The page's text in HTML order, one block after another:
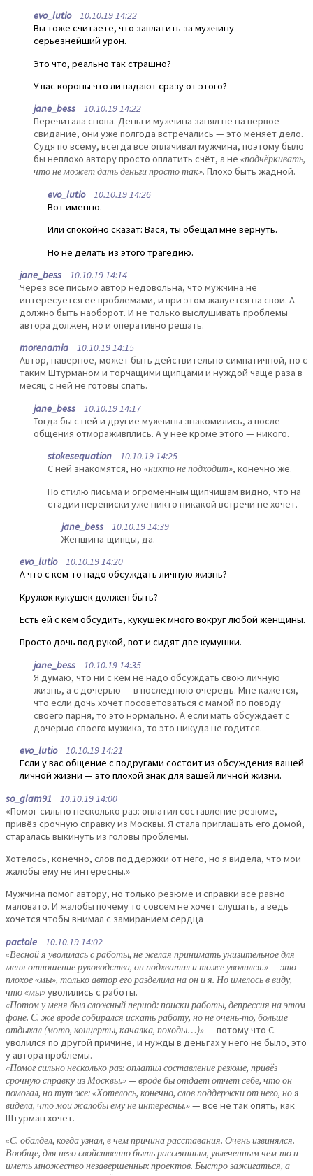
evo_lutio10.10.19 14:22
Вы тоже считаете, что заплатить за мужчину —
серьезнейший урон.
Это что, реально так страшно?
У вас короны что ли падают сразу от этого?
jane_bess 10.10.19 14:22
Перечитала снова. Деньги мужчина занял не на первое
свидание, они уже полгода встречались — это меняет дело.
Судя по всему, всегда все оплачивал мужчина, поэтому было
бы неплохо автору просто оплатить счёт, а не «подчёркивать,
что не может дать деньги просто так». Плохо быть жадной.
evo_lutio10.10.19 14:26
Вот именно.
Или спокойно сказат: Вася, ты обещал мне вернуть.
Но не делать из этого трагедию.
jane_bess 10.10.19 14:14
Через все письмо автор недовольна, что мужчина не
интересуется ее проблемами, и при этом жалуется на свои. А
должно быть наоборот. И не только выслушивать проблемы
автора должен, но и оперативно решать.
morenamia 10.10.19 14:15
Автор, наверное, может быть действительно симпатичной, но с
таким Штурманом и торчащими щипцами и нуждой чаще раза в
месяц с ней не готовы спать.
jane_bess 10.10.19 14:17
Тогда бы с ней и другие мужчины знакомились, а после
общения отмораживплись. А у нее кроме этого — никого.
stokesequation 10.10.19 14:25
С ней знакомятся, но «никто не подходит», конечно же.
По стилю письма и огроменным щипчищам видно, что на
стадии переписки уже никто никакой встречи не хочет.
jane_bess 10.10.19 14:39
Женщина-щипцы, да.
evo_lutio10.10.19 14:20
А что с кем-то надо обсуждать личную жизнь?
Кружок кукушек должен быть?
Есть ей с кем обсудить, кукушек много вокруг любой женщины.
Просто дочь под рукой, вот и сидят две кумушки.
jane_bess 10.10.19 14:35
Я думаю, что ни с кем не надо обсуждать свою личную
жизнь, а с дочерью — в последнюю очередь. Мне кажется,
что если дочь хочет посоветоваться с мамой по поводу
своего парня, то это нормально. А если мать обсуждает с
дочерью своего мужика, то это никуда не годится.
evo_lutio10.10.19 14:21
Если у вас общение с подругами состоит из обсуждения вашей
личной жизни — это плохой знак для вашей личной жизни.
so_glam91 10.10.19 14:00
«Помог сильно несколько раз: оплатил составление резюме,
привёз срочную справку из Москвы. Я стала приглашать его домой,
старалась выкинуть из головы проблемы.
Хотелось, конечно, слов поддержки от него, но я видела, что мои
жалобы ему не интересны.»
Мужчина помог автору, но только резюме и справки все равно
маловато. И жалобы почему то совсем не хочет слушать, а ведь
хочется чтобы внимал с замиранием сердца
pactole 10.10.19 14:02
«Весной я уволилась с работы, не желая принимать унизительное для
меня отношение руководства, он подхватил и тоже уволился.» — это
плохое «мы», только автор его разделила на он и я. Но имелось в виду,
что «мы»уволились с работы.
«Потом у меня был сложный период: поиски работы, депрессия на этом
фоне. С. же вроде собирался искать работу, но не очень-то, больше
отдыхал (мото, концерты, качалка, походы…)»— потому что С.
уволился по другой причине, и нужды в деньгах у него не было, это
у автора проблемы.
«Помог сильно несколько раз: оплатил составление резюме, привёз
срочную справку из Москвы.» — вроде бы отдает отчет себе, что он
помогал, но тут же: «Хотелось, конечно, слов поддержки от него, но я
видела, что мои жалобы ему не интересны.»— все не так опять, как
Штурман хочет.
«С. обалдел, когда узнал, в чем причина расставания. Очень извинялся.
Вообще, для него свойственно быть рассеянным, увлеченным чем-то и
иметь множество незавершенных проектов. Быстро зажигаться, а